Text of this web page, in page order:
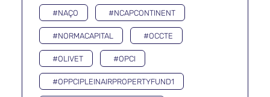
#NAÇO #NCAPCONTINENT
#NORMACAPITAL #OCCTE
#OLIVET #OPCI
#OPPCIPLEINAIRPROPERTYFUND1